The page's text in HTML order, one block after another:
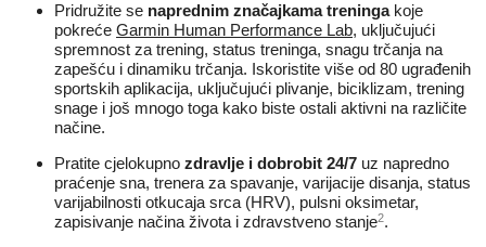
Pridružite se naprednim značajkama treningakoje
pokreće Garmin Human Performance Lab, uključujući
spremnost za trening, status treninga, snagu trčanja na
zapešću i dinamiku trčanja. Iskoristite više od 80 ugrađenih
sportskih aplikacija, uključujući plivanje, biciklizam, trening
snage i još mnogo toga kako biste ostali aktivni na različite
načine.
Pratite cjelokupno zdravlje i dobrobit 24/7 uz napredno
praćenje sna, trenera za spavanje, varijacije disanja, status
varijabilnosti otkucaja srca (HRV), pulsni oksimetar,
zapisivanje načina života i zdravstveno stanje2.